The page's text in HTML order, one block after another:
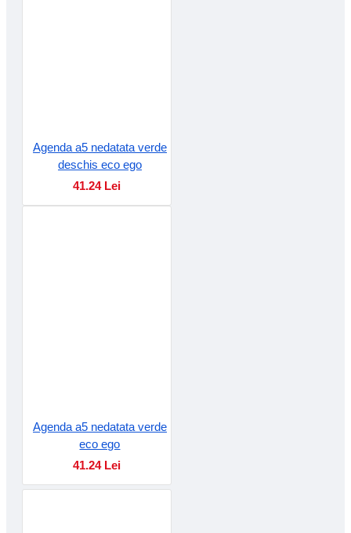
Agenda a5 nedatata verde
deschis eco ego
41.24 Lei
Agenda a5 nedatata verde
eco ego
41.24 Lei